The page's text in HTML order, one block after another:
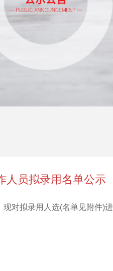
人员拟录用名单公示
对拟录用人选(名单见附件)进